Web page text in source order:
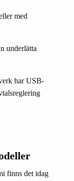
med
underlätta
har USB-
finns det idag